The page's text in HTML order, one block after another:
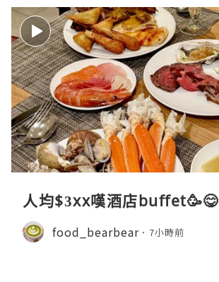
人均$3xx嘆酒店buffet🥳😋
food_bearbear 7小時前